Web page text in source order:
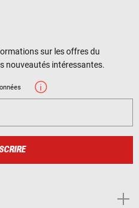
sur les offres du
nouveautés intéressantes.